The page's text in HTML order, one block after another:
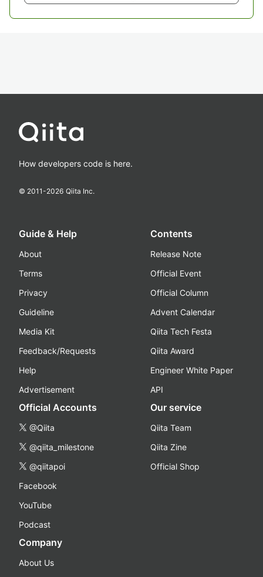
How developers code is here.
© 2011-2026 Qiita Inc.
Guide & Help
About
Terms
Privacy
Guideline
Media Kit
Feedback/Requests
Help
Advertisement
Contents
Release Note
Official Event
Official Column
Advent Calendar
Qiita Tech Festa
Qiita Award
Engineer White Paper
API
Official Accounts
@Qiita
@qiita_milestone
@qiitapoi
Facebook
YouTube
Podcast
Our service
Qiita Team
Qiita Zine
Official Shop
Company
About Us